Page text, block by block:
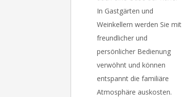
In Gastgärten und
Weinkellern werden Sie mit
freundlicher und
persönlicher Bedienung
verwöhnt und können
entspannt die familiäre
Atmosphäre auskosten.